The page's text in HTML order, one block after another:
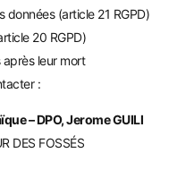
(article 21 RGPD)
20 RGPD)
leur mort
:
– DPO, Jerome GUILI
DES FOSSÉS